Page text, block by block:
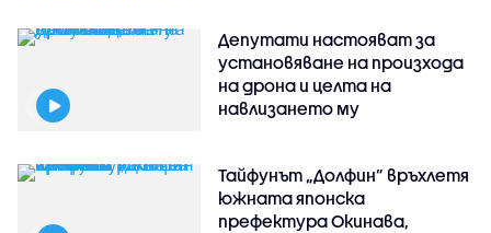
Депутати настояват за
установяване на произхода
на дрона и целта на
навлизането му
Тайфунът „Долфин” връхлетя
южната японска
префектура Окинава,